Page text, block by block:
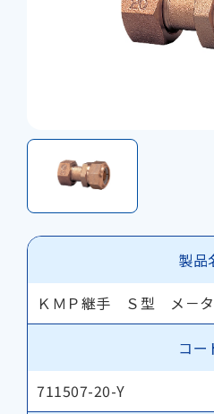
製品
ＫＭＰ継手 Ｓ型 メ－タ
コー
711507-20-Y